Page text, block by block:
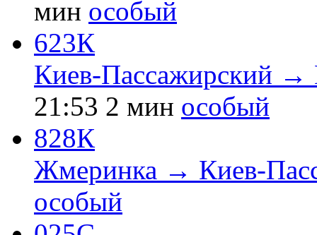
мин особый
623К
Киев-Пассажирский →
21:53 2 мин особый
828К
Жмеринка → Киев-
особый